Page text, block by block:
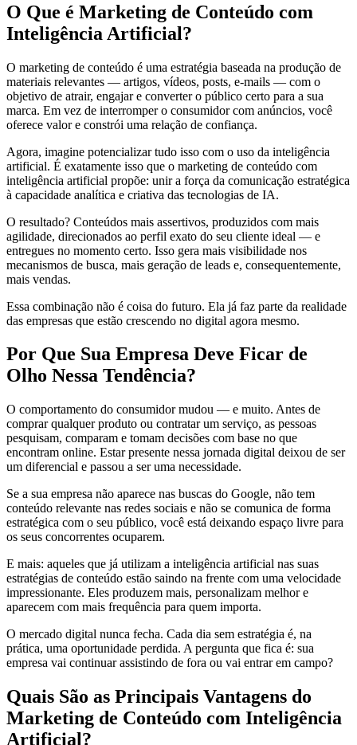
O Que é Marketing de Conteúdo com
Inteligência Artificial?
O marketing de conteúdo é uma estratégia baseada na produção de
materiais relevantes — artigos, vídeos, posts, e-mails — com o
objetivo de atrair, engajar e converter o público certo para a sua
marca. Em vez de interromper o consumidor com anúncios, você
oferece valor e constrói uma relação de confiança.
Agora, imagine potencializar tudo isso com o uso da inteligência
artificial. É exatamente isso que o marketing de conteúdo com
inteligência artificial propõe: unir a força da comunicação estratégica
à capacidade analítica e criativa das tecnologias de IA.
O resultado? Conteúdos mais assertivos, produzidos com mais
agilidade, direcionados ao perfil exato do seu cliente ideal — e
entregues no momento certo. Isso gera mais visibilidade nos
mecanismos de busca, mais geração de leads e, consequentemente,
mais vendas.
Essa combinação não é coisa do futuro. Ela já faz parte da realidade
das empresas que estão crescendo no digital agora mesmo.
Por Que Sua Empresa Deve Ficar de
Olho Nessa Tendência?
O comportamento do consumidor mudou — e muito. Antes de
comprar qualquer produto ou contratar um serviço, as pessoas
pesquisam, comparam e tomam decisões com base no que
encontram online. Estar presente nessa jornada digital deixou de ser
um diferencial e passou a ser uma necessidade.
Se a sua empresa não aparece nas buscas do Google, não tem
conteúdo relevante nas redes sociais e não se comunica de forma
estratégica com o seu público, você está deixando espaço livre para
os seus concorrentes ocuparem.
E mais: aqueles que já utilizam a inteligência artificial nas suas
estratégias de conteúdo estão saindo na frente com uma velocidade
impressionante. Eles produzem mais, personalizam melhor e
aparecem com mais frequência para quem importa.
O mercado digital nunca fecha. Cada dia sem estratégia é, na
prática, uma oportunidade perdida. A pergunta que fica é: sua
empresa vai continuar assistindo de fora ou vai entrar em campo?
Quais São as Principais Vantagens do
Marketing de Conteúdo com Inteligência
Artificial?